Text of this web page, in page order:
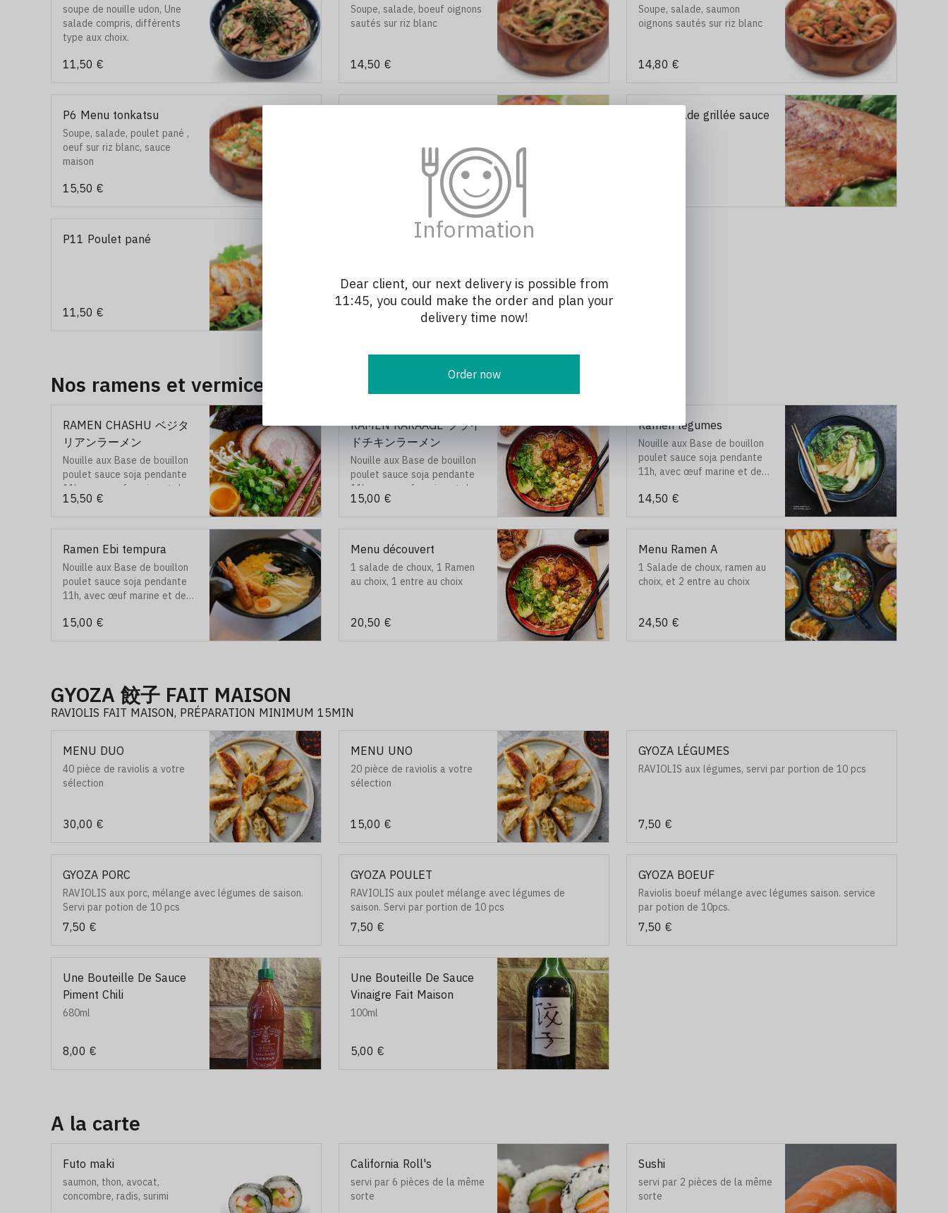
Information
Dear client, our next delivery is possible from
11:45, you could make the order and plan your
delivery time now!
Order now
soupe de nouille udon, Une
salade compris, différents
type aux choix.
11,50 €
Soupe, salade, boeuf oignons
sautés sur riz blanc
14,50 €
Soupe, salade, saumon
oignons sautés sur riz blanc
14,80 €
P6 Menu tonkatsu
Soupe, salade, poulet pané ,
oeuf sur riz blanc, sauce
maison
15,50 €
P9 Daurade grillée sauce
P11 Poulet pané
11,50 €
Nos ramens et vermicelles
RAMEN CHASHU ベジタ
リアンラーメン
Nouille aux Base de bouillon
poulet sauce soja pendante
11h, avec œuf marine et des
légumes varié, puis 3 tranche
15,50 €
RAMEN KARAAGE フライ
ドチキンラーメン
Nouille aux Base de bouillon
poulet sauce soja pendante
11h, avec œuf marine et des
légumes varié, puis 5 pcs
15,00 €
Ramen légumes
Nouille aux Base de bouillon
poulet sauce soja pendante
11h, avec œuf marine et des
14,50 €
Ramen Ebi tempura
Nouille aux Base de bouillon
poulet sauce soja pendante
11h, avec œuf marine et des
telpura crevettes et des
15,00 €
Menu découvert
1 salade de choux, 1 Ramen
au choix, 1 entre au choix
20,50 €
Menu Ramen A
1 Salade de choux, ramen au
choix, et 2 entre au choix
24,50 €
GYOZA 餃子 FAIT MAISON
RAVIOLIS FAIT MAISON, PRÉPARATION MINIMUM 15MIN
MENU DUO
40 pièce de raviolis a votre
sélection
30,00 €
MENU UNO
20 pièce de raviolis a votre
sélection
15,00 €
GYOZA LÉGUMES
RAVIOLIS aux légumes, servi par portion de 10 pcs
7,50 €
GYOZA PORC
RAVIOLIS aux porc, mélange avec légumes de saison.
Servi par potion de 10 pcs
7,50 €
GYOZA POULET
RAVIOLIS aux poulet mélange avec légumes de
saison. Servi par portion de 10 pcs
7,50 €
GYOZA BOEUF
Raviolis boeuf mélange avec légumes saison. service
par potion de 10pcs.
7,50 €
Une Bouteille De Sauce
Piment Chili
680ml
8,00 €
Une Bouteille De Sauce
Vinaigre Fait Maison
100ml
5,00 €
A la carte
Futo maki
saumon, thon, avocat,
concombre, radis, surimi
California Roll's
servi par 6 pièces de la même
sorte
Sushi
servi par 2 pièces de la même
sorte